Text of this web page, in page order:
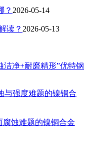
？ 2026-05-14
读？ 2026-05-13
洁净+耐磨精形”优特钢
与强度难题的镍铜合
腐蚀难题的镍铜合金